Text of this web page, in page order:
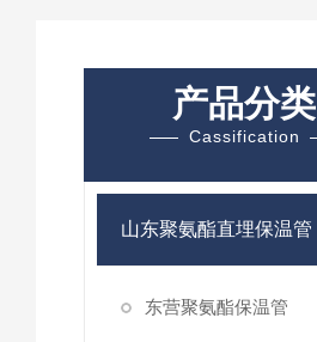
产品分类
Cassification
山东聚氨酯直埋保温管
东营聚氨酯保温管